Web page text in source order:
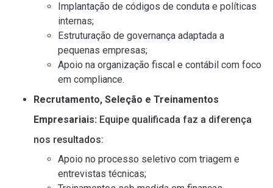
Implantação de códigos de conduta e políticas
internas;
Estruturação de governança adaptada a
pequenas empresas;
Apoio na organização fiscal e contábil com foco
em compliance.
Recrutamento, Seleção e Treinamentos
Empresariais: Equipe qualificada faz a diferença
nos resultados:
Apoio no processo seletivo com triagem e
entrevistas técnicas;